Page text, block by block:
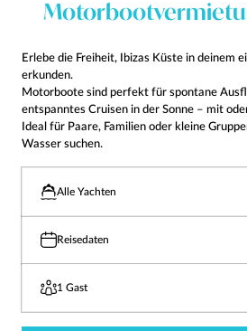
Erlebe die Freiheit, Ibizas Küste in deinem
erkunden.
Motorboote sind perfekt für spontane
entspanntes Cruisen in der Sonne – mit
Ideal für Paare, Familien oder kleine
Wasser suchen.
Alle Yachten
Reisedaten
1 Gast